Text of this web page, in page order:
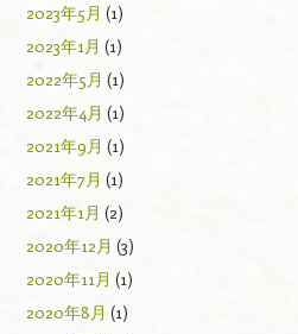
2023年5月 (1)
2023年1月 (1)
2022年5月 (1)
2022年4月 (1)
2021年9月 (1)
2021年7月 (1)
2021年1月 (2)
2020年12月 (3)
2020年11月 (1)
2020年8月 (1)